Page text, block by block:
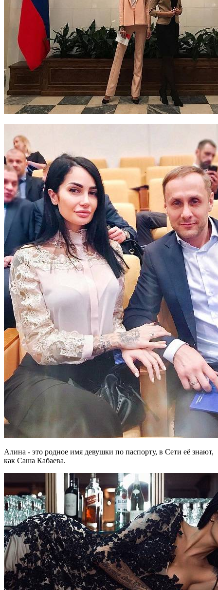
Алина - это родное имя девушки по паспорту, в Сети её знают,
как Саша Кабаева.